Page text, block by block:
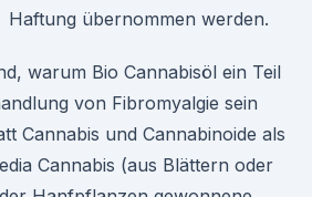
Haftung übernommen werden.
warum Bio Cannabisöl ein Teil
von Fibromyalgie sein
Cannabis und Cannabinoide als
Cannabis (aus Blättern oder